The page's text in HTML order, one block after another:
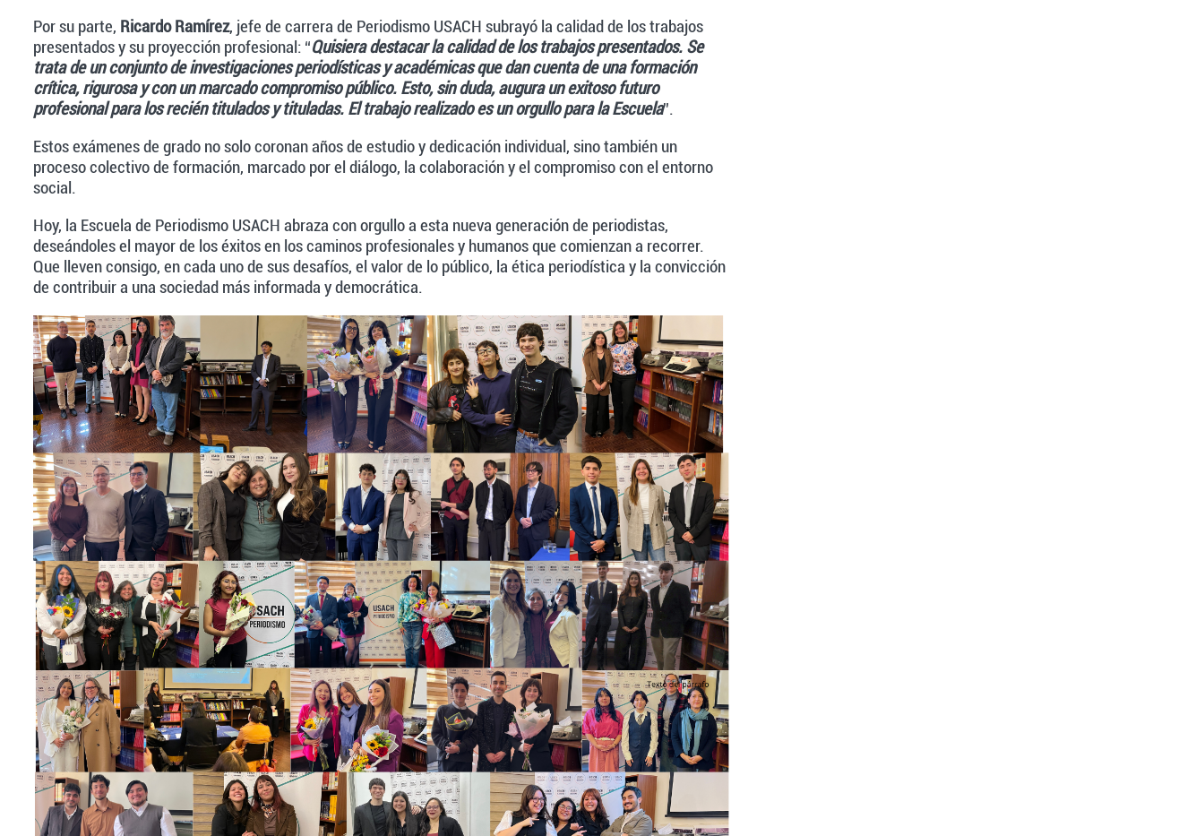
Por su parte, Ricardo Ramírez, jefe de carrera de Periodismo USACH subrayó la calidad de los trabajos
presentados y su proyección profesional: “Quisiera destacar la calidad de los trabajos presentados. Se
trata de un conjunto de investigaciones periodísticas y académicas que dan cuenta de una formación
crítica, rigurosa y con un marcado compromiso público. Esto, sin duda, augura un exitoso futuro
profesional para los recién titulados y tituladas. El trabajo realizado es un orgullo para la Escuela”.
Estos exámenes de grado no solo coronan años de estudio y dedicación individual, sino también un
proceso colectivo de formación, marcado por el diálogo, la colaboración y el compromiso con el entorno
social.
Hoy, la Escuela de Periodismo USACH abraza con orgullo a esta nueva generación de periodistas,
deseándoles el mayor de los éxitos en los caminos profesionales y humanos que comienzan a recorrer.
Que lleven consigo, en cada uno de sus desafíos, el valor de lo público, la ética periodística y la convicción
de contribuir a una sociedad más informada y democrática.